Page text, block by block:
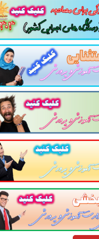
و مصاحبه شایسته
مطالعات پایه و
آب ایران و شرکت
های اجرایی کشور
در224صفحه در
مدیریت
محور و